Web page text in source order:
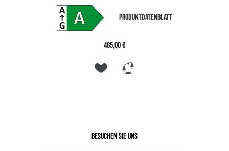
PRODUKTDATENBLATT
485,00 €
Besuchen Sie uns